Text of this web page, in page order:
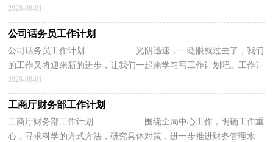
展，我们要好好计划今后的工作方法。写工作...
2026-08-01
公司话务员工作计划
公司话务员工作计划 光阴迅速，一眨眼就过去了，我们
的工作又将迎来新的进步，让我们一起来学习写工作计划吧。工作计
划的开头要怎么写？想必这让大家都很苦恼...
2026-08-01
工商厅财务部工作计划
工商厅财务部工作计划 围绕全局中心工作，明确工作重
心，寻求科学的方式方法，研究具体对策，进一步推进财务管理水